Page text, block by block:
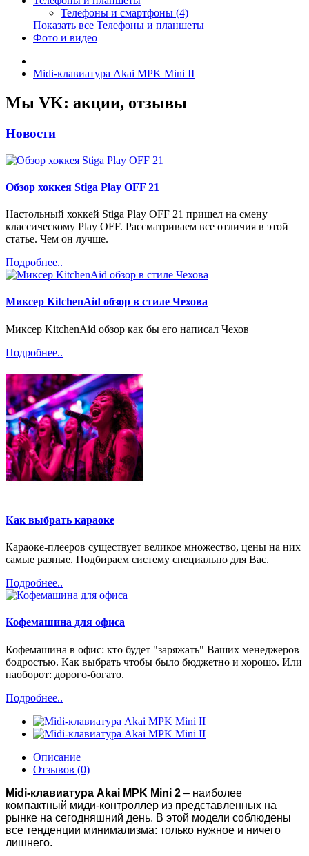
Телефоны и смартфоны (4)
Показать все Телефоны и планшеты
Фото и видео
Midi-клавиатура Akai MPK Mini II
Мы VK: акции, отзывы
Новости
Обзор хоккея Stiga Play OFF 21
Настольный хоккей Stiga Play OFF 21 пришел на смену
классическому Play OFF. Рассматриваем все отличия в этой
статье. Чем он лучше.
Подробнее..
Миксер KitchenAid обзор в стиле Чехова
Миксер KitchenAid обзор как бы его написал Чехов
Подробнее..
Как выбрать караоке
Караоке-плееров существует великое множество, цены на них
самые разные. Подбираем систему специально для Вас.
Подробнее..
Кофемашина для офиса
Кофемашина в офис: кто будет "заряжать" Ваших менеджеров
бодростью. Как выбрать чтобы было бюджетно и хорошо. Или
наоборот: дорого-богато.
Подробнее..
Описание
Отзывов (0)
Midi-клавиатура Akai MPK Mini 2 – наиболее
компактный миди-контроллер из представленных на
рынке на сегодняшний день. В этой модели соблюдены
все тенденции минимализма: только нужное и ничего
лишнего.